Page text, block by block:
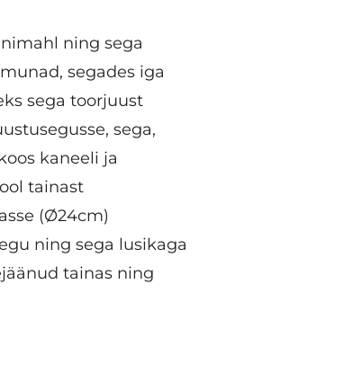
ning sega
segades iga
sega toorjuust
sega,
kaneeli ja
tainast
(Ø24cm)
ning sega lusikaga
tainas ning